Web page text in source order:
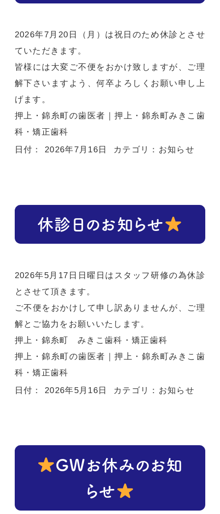
2026年7月20日（月） は祝日のため休診とさせ
ていただきます。
皆様には大変ご不便をおかけ致しますが、ご理
解下さいますよう、何卒よろしくお願い申し上
げます。
押上・錦糸町の歯医者 ｜押上・錦糸町みきこ歯
科・矯正歯科
日付：2026年7月16日 カテゴリ： お知らせ
休診日のお知らせ
2026年5月17日日曜日はスタッフ研修の為休診
とさせて頂きます。
ご不便をおかけして申し訳ありませんが、ご理
解とご協力をお願いいたします。
押上・錦糸町 みきこ歯科・矯正歯科
押上・錦糸町の歯医者 ｜押上・錦糸町みきこ歯
科・矯正歯科
日付：2026年5月16日 カテゴリ： お知らせ
GWお休みのお知
らせ